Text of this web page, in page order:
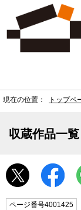
現在の位置： トップペ
収蔵作品一
ページ番号4001425